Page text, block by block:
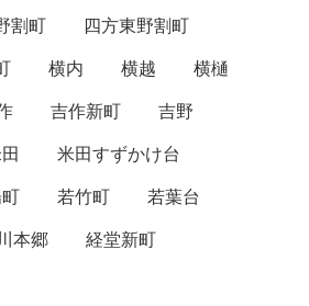
割町
四方東野割町
横内 横越
横樋
吉作新町
吉野
米田すずかけ台
若竹町
若葉台
本郷 経堂新町